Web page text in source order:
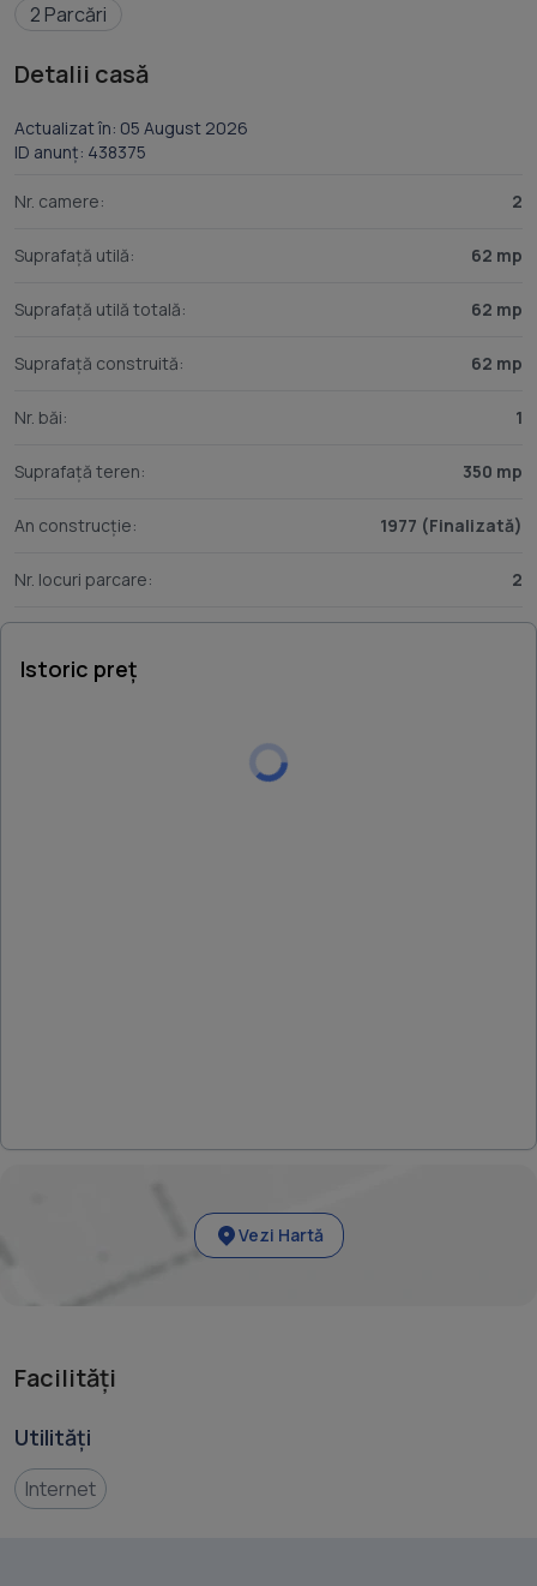
2 Parcări
Detalii casă
Actualizat în: 05 August 2026
ID anunț: 438375
Nr. camere: 2
Suprafață utilă: 62 mp
Suprafață utilă totală: 62 mp
Suprafață construită: 62 mp
Nr. băi: 1
Suprafață teren: 350 mp
An construcție: 1977 (Finalizată)
Nr. locuri parcare: 2
Istoric preț
Vezi Hartă
Facilități
Utilități
Internet